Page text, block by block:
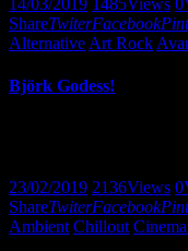
ShareTwiterFacebook
Alternative Art Rock
Björk Godess!
23/02/2019 2136Views 0
ShareTwiterFacebook
Ambient Chillout